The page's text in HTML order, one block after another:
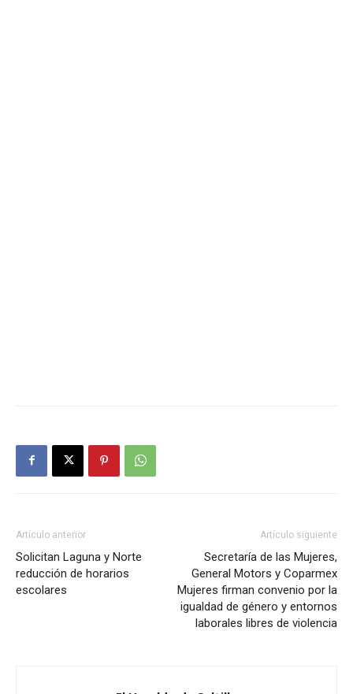
Artículo anterior
Solicitan Laguna y Norte
reducción de horarios
escolares
Artículo siguiente
Secretaría de las Mujeres,
General Motors y Coparmex
Mujeres firman convenio por la
igualdad de género y entornos
laborales libres de violencia